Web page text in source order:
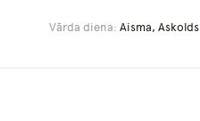
Vārda diena: Aisma, Askolds